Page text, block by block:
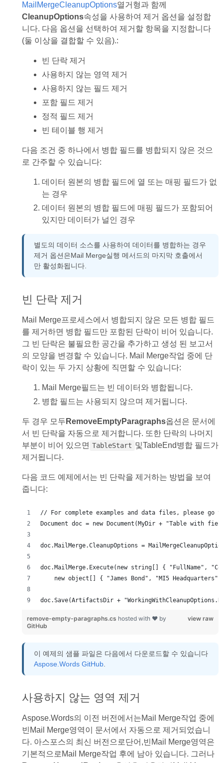
MailMergeCleanupOptions열거형과 함께
CleanupOptions속성을 사용하여 제거 옵션을 설정합
니다. 다음 옵션을 선택하여 제거할 항목을 지정합니다
(둘 이상을 결합할 수 있음).:
빈 단락 제거
사용하지 않는 영역 제거
사용하지 않는 필드 제거
포함 필드 제거
정적 필드 제거
빈 테이블 행 제거
다음 조건 중 하나에서 병합 필드를 병합되지 않은 것으
로 간주할 수 있습니다:
데이터 원본의 병합 필드에 열 또는 매핑 필드가 없
는 경우
데이터 원본의 병합 필드에 매핑 필드가 포함되어
있지만 데이터가 널인 경우
별도의 데이터 소스를 사용하여 데이터를 병합하는 경우
제거 옵션은Mail Merge실행 메서드의 마지막 호출에서
만 활성화됩니다.
빈 단락 제거
Mail Merge프로세스에서 병합되지 않은 모든 병합 필드
를 제거하면 병합 필드만 포함된 단락이 비어 있습니다.
그 빈 단락은 불필요한 공간을 추가하고 생성 된 보고서
의 모양을 변경할 수 있습니다. Mail Merge작업 중에 단
락이 있는 두 가지 상황에 직면할 수 있습니다:
Mail Merge필드는 빈 데이터와 병합됩니다.
병합 필드는 사용되지 않으며 제거됩니다.
두 경우 모두 RemoveEmptyParagraphs옵션은 문서에
서 빈 단락을 자동으로 제거합니다. 또한 단락의 나머지
부분이 비어 있으면 TableStart 및TableEnd병합 필드가
제거됩니다.
다음 코드 예제에서는 빈 단락을 제거하는 방법을 보여
줍니다:
doc.Save(ArtifactsDir +
view raw
remove-empty-paragraphs.cs hosted with ❤ by
GitHub
이 예제의 샘플 파일은 다음에서 다운로드할 수 있습니다
Aspose.Words GitHub.
사용하지 않는 영역 제거
Aspose.Words의 이전 버전에서는Mail Merge작업 중에
빈Mail Merge영역이 문서에서 자동으로 제거되었습니
다. 아스포스의 최신 버전으로단어,빈Mail Merge영역은
기본적으로Mail Merge작업 후에 남아 있습니다. 그러나